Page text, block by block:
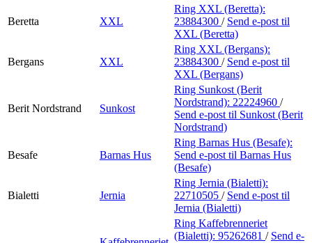
Beretta XXL
Ring XXL (Beretta):
23884300 / Send e-post til
XXL (Beretta)
Bergans XXL
Ring XXL (Bergans):
23884300 / Send e-post til
XXL (Bergans)
Berit Nordstrand Sunkost
Ring Sunkost (Berit
Nordstrand): 22224960 /
Send e-post til Sunkost (Berit
Nordstrand)
Besafe Barnas Hus
Ring Barnas Hus (Besafe):
Send e-post til Barnas Hus
(Besafe)
Bialetti Jernia
Ring Jernia (Bialetti):
22710505 / Send e-post til
Jernia (Bialetti)
Ring Kaffebrenneriet
(Bialetti): 95262681 / Send e-